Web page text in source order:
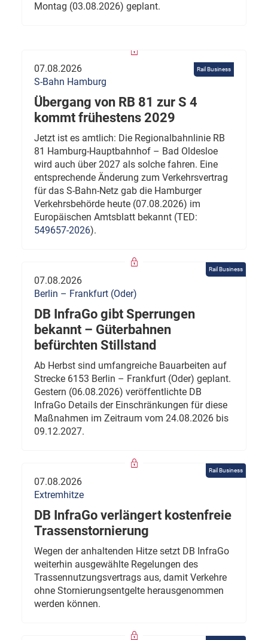
Montag (03.08.2026) geplant.
Rail Business
07.08.2026
S-Bahn Hamburg
Übergang von RB 81 zur S 4
kommt frühestens 2029
Jetzt ist es amtlich: Die Regionalbahnlinie RB
81 Hamburg-Hauptbahnhof – Bad Oldesloe
wird auch über 2027 als solche fahren. Eine
entsprechende Änderung zum Verkehrsvertrag
für das S-Bahn-Netz gab die Hamburger
Verkehrsbehörde heute (07.08.2026) im
Europäischen Amtsblatt bekannt (TED:
549657-2026).
Rail Business
07.08.2026
Berlin – Frankfurt (Oder)
DB InfraGo gibt Sperrungen
bekannt – Güterbahnen
befürchten Stillstand
Ab Herbst sind umfangreiche Bauarbeiten auf
Strecke 6153 Berlin – Frankfurt (Oder) geplant.
Gestern (06.08.2026) veröffentlichte DB
InfraGo Details der Einschränkungen für diese
Maßnahmen im Zeitraum vom 24.08.2026 bis
09.12.2027.
Rail Business
07.08.2026
Extremhitze
DB InfraGo verlängert kostenfreie
Trassenstornierung
Wegen der anhaltenden Hitze setzt DB InfraGo
weiterhin ausgewählte Regelungen des
Trassennutzungsvertrags aus, damit Verkehre
ohne Stornierungsentgelte herausgenommen
werden können.